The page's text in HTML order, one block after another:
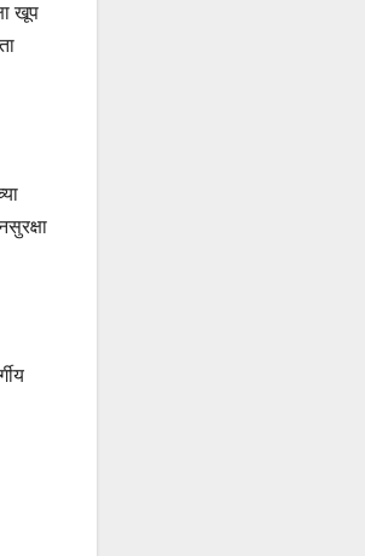
खूप